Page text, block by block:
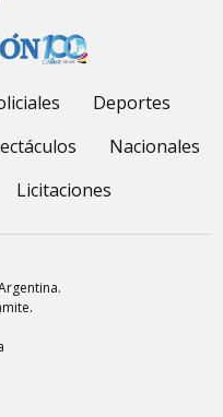
Deportes
Nacionales
Licitaciones